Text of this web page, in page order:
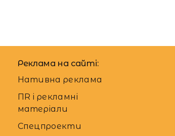
Реклама на сайті:
Нативна реклама
ПR і рекламні
матеріали
Спецпроекти